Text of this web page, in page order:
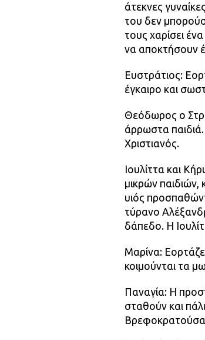
άτεκνες
του δεν
τους χαρίσει
να αποκτήσουν
Ευστράτιος:
έγκαιρο και
Θεόδωρος ο
άρρωστα
Χριστιανός.
Ιουλίττα και
μικρών παιδιών,
υιός
τύρανο
δάπεδο. Η
Μαρίνα:
κοιμούνται τα
Παναγία: Η
σταθούν και
Βρεφοκρατούσα,